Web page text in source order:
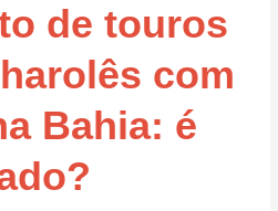
de touros
com
Bahia: é